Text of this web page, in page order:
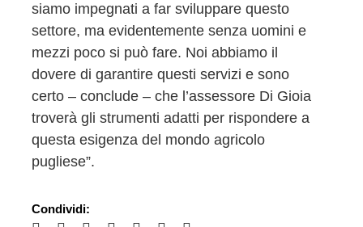
siamo impegnati a far sviluppare questo
settore, ma evidentemente senza uomini e
mezzi poco si può fare. Noi abbiamo il
dovere di garantire questi servizi e sono
certo – conclude – che l’assessore Di Gioia
troverà gli strumenti adatti per rispondere a
questa esigenza del mondo agricolo
pugliese”.
Condividi: